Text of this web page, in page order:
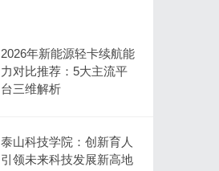
2026年新能源轻卡续航能
力对比推荐：5大主流平
台三维解析
泰山科技学院：创新育人
引领未来科技发展新高地